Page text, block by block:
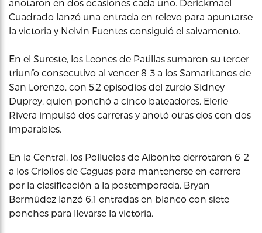
anotaron en dos ocasiones cada uno. Derickmael
Cuadrado lanzó una entrada en relevo para apuntarse
la victoria y Nelvin Fuentes consiguió el salvamento.
En el Sureste, los Leones de Patillas sumaron su tercer
triunfo consecutivo al vencer 8-3 a los Samaritanos de
San Lorenzo, con 5.2 episodios del zurdo Sidney
Duprey, quien ponchó a cinco bateadores. Elerie
Rivera impulsó dos carreras y anotó otras dos con dos
imparables.
En la Central, los Polluelos de Aibonito derrotaron 6-2
a los Criollos de Caguas para mantenerse en carrera
por la clasificación a la postemporada. Bryan
Bermúdez lanzó 6.1 entradas en blanco con siete
ponches para llevarse la victoria.